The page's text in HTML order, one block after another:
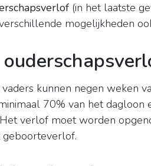
(in het laatste
mogelijkheden
kunnen negen weken
70% van het dagloon
verlof moet worden
geboorteverlof.